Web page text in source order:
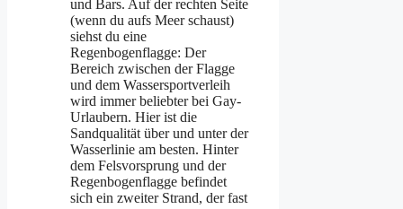
und Bars. Auf der rechten Seite
(wenn du aufs Meer schaust)
siehst du eine
Regenbogenflagge: Der
Bereich zwischen der Flagge
und dem Wassersportverleih
wird immer beliebter bei Gay-
Urlaubern. Hier ist die
Sandqualität über und unter der
Wasserlinie am besten. Hinter
dem Felsvorsprung und der
Regenbogenflagge befindet
sich ein zweiter Strand, der fast